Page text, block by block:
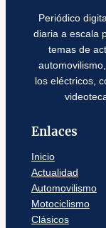
Periódico
diaria a escala
temas de
los eléctricos,
Enlaces
Inicio
Actualidad
Automovilismo
Motociclismo
Clásicos